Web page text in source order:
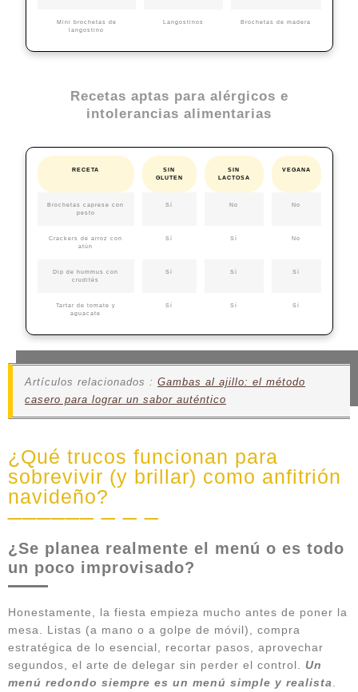
Mini brochetas de
langostino
Langostinos Brochetas de madera
Recetas aptas para alérgicos e
intolerancias alimentarias
RECETA
SIN
GLUTEN
SIN
LACTOSA
VEGANA
Brochetas caprese con
pesto
Sí No No
Crackers de arroz con
atún
Sí Sí No
Dip de hummus con
crudités
Sí Sí Sí
Tartar de tomate y
aguacate
Sí Sí Sí
Artículos relacionados : Gambas al ajillo: el método
casero para lograr un sabor auténtico
¿Qué trucos funcionan para
sobrevivir (y brillar) como anfitrión
navideño?
¿Se planea realmente el menú o es todo
un poco improvisado?
Honestamente, la fiesta empieza mucho antes de poner la
mesa. Listas (a mano o a golpe de móvil), compra
estratégica de lo esencial, recortar pasos, aprovechar
segundos, el arte de delegar sin perder el control. Un
menú redondo siempre es un menú simple y realista